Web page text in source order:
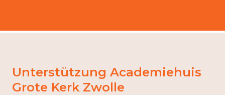
Unterstützung Academiehuis
Grote Kerk Zwolle